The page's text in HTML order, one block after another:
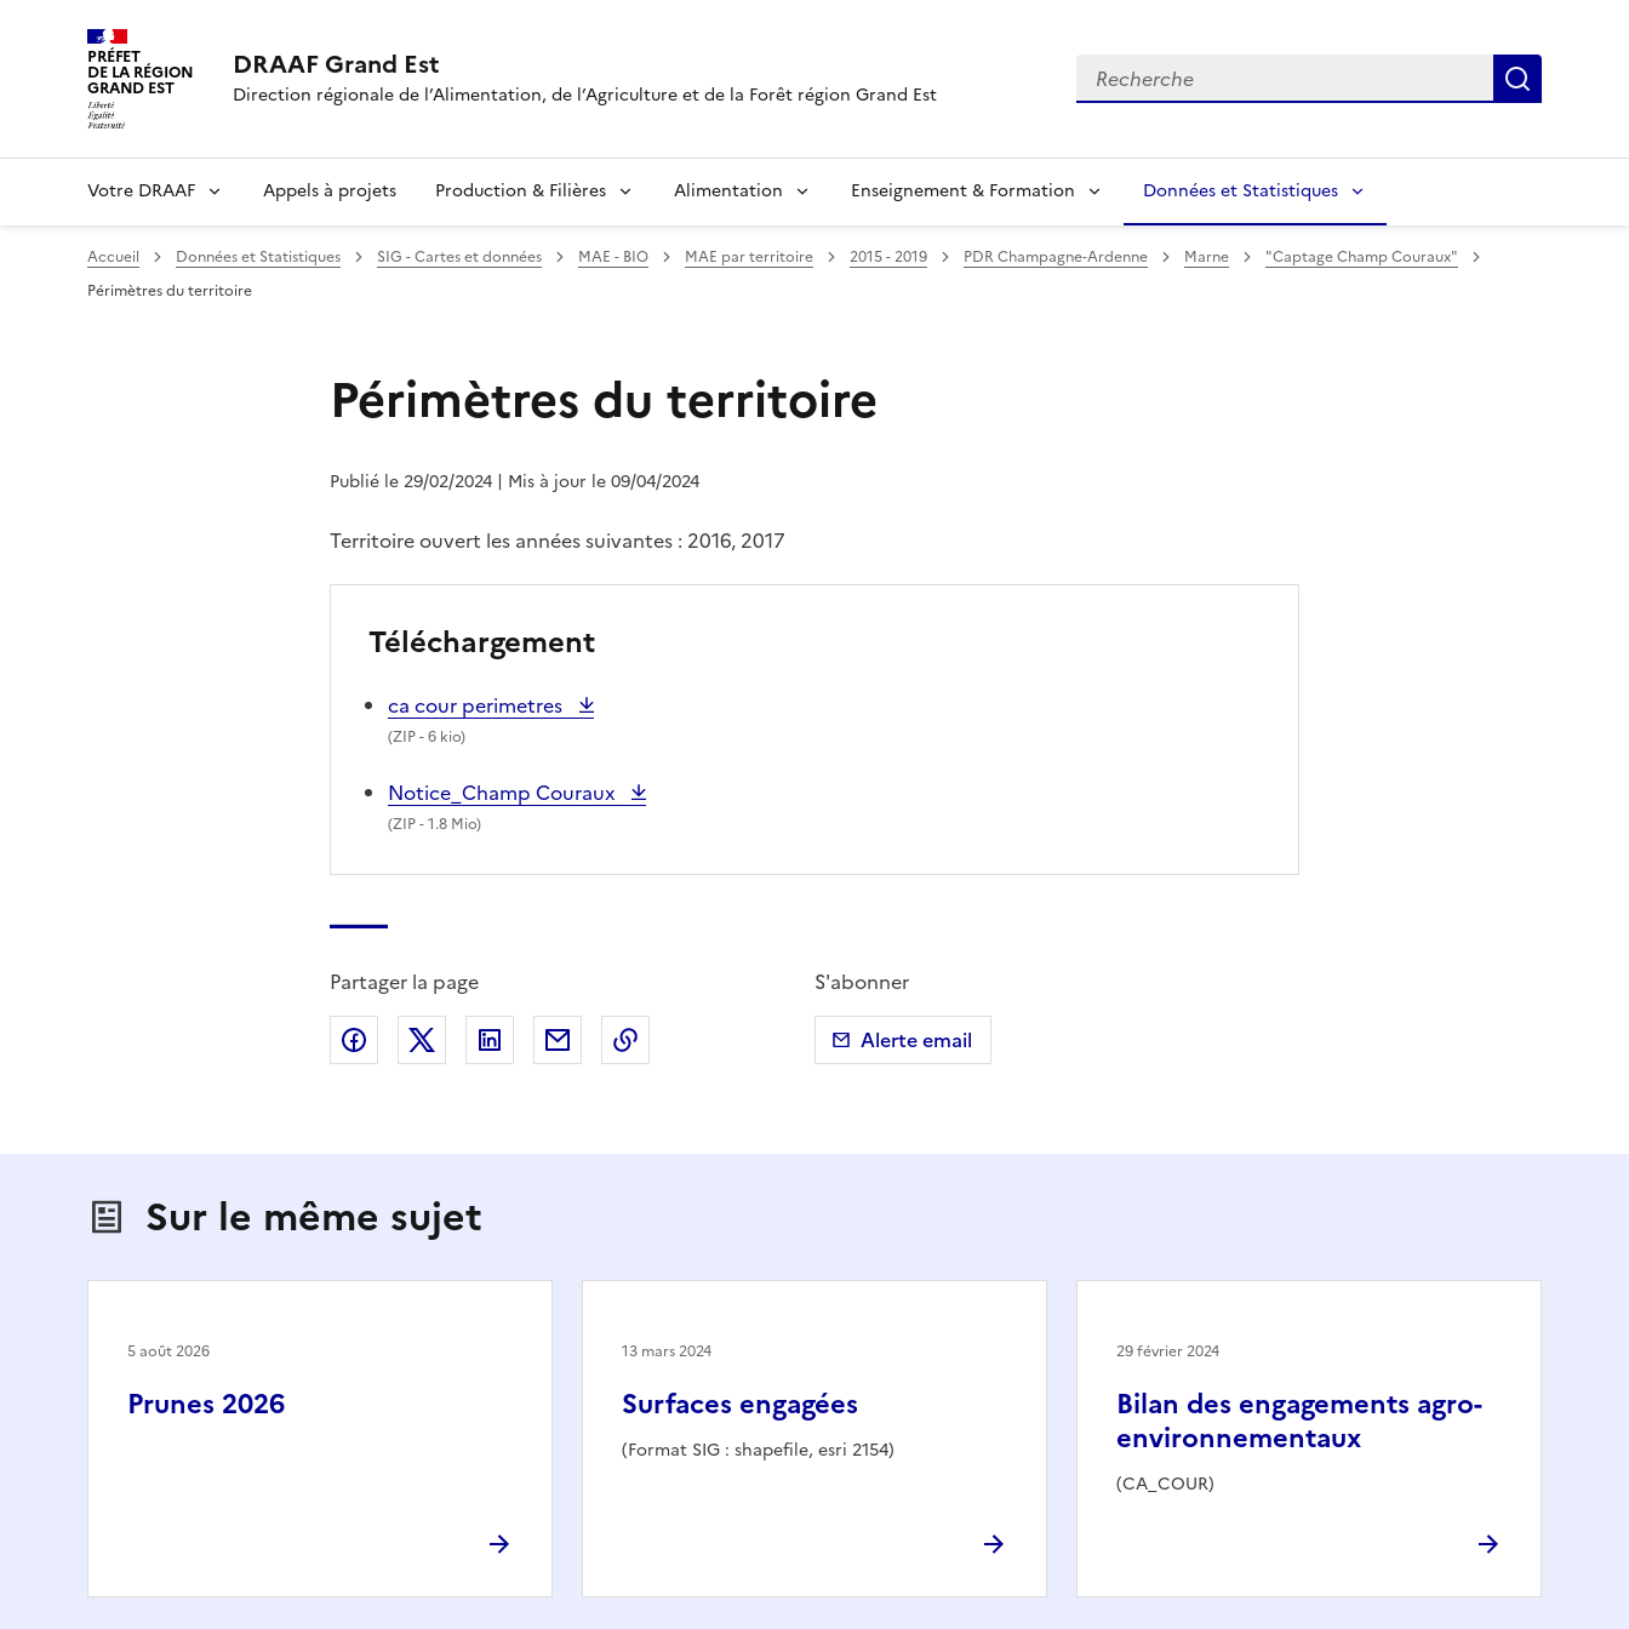
PRÉFET
DE LA RÉGION
GRAND EST
DRAAF Grand Est
Direction régionale de l’Alimentation, de l’Agriculture et de la Forêt région Grand Est
Recherche
Votre DRAAF Appels à projets Production & Filières Alimentation Enseignement & Formation Données et Statistiques
Accueil Données et Statistiques SIG - Cartes et données MAE - BIO MAE par territoire 2015 - 2019 PDR Champagne-Ardenne Marne
"Captage Champ Couraux"
Périmètres du territoire
Périmètres du territoire
Publié le 29/02/2024 | Mis à jour le 09/04/2024
Territoire ouvert les années suivantes : 2016, 2017
Téléchargement
ca cour perimetres
(ZIP- 6 kio)
Notice_Champ Couraux
(ZIP- 1.8 Mio)
Partager la page
Partager sur Facebook
Partager sur X (anciennement Twitter)
Partager sur LinkedIn
Partager par emailCopier dans le presse-papier
S'abonner
Alerte email
Sur le même sujet
Prunes 2026
5 août 2026
Surfaces engagées
(Format SIG : shapefile, esri 2154)
13 mars 2024
Bilan des engagements agro-
environnementaux
(CA_COUR)
29 février 2024